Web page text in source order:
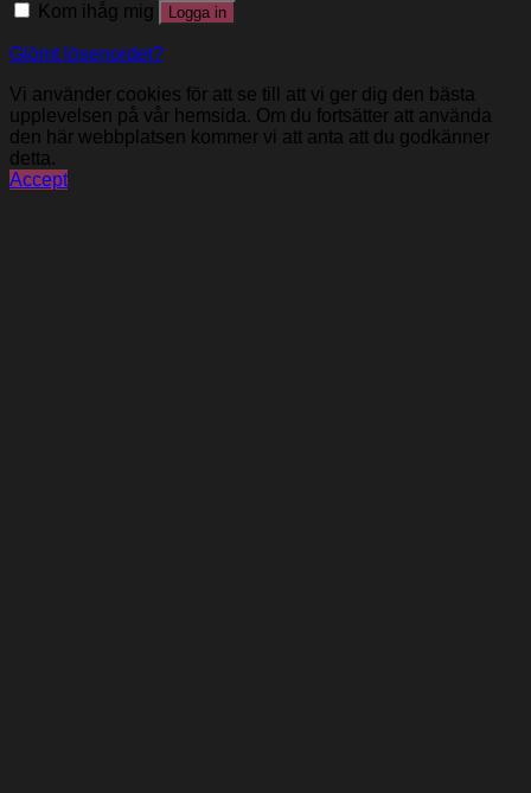
Kom ihåg mig Logga in
Glömt lösenordet?
Vi använder cookies för att se till att vi ger dig den bästa
upplevelsen på vår hemsida. Om du fortsätter att använda
den här webbplatsen kommer vi att anta att du godkänner
detta.
Accept